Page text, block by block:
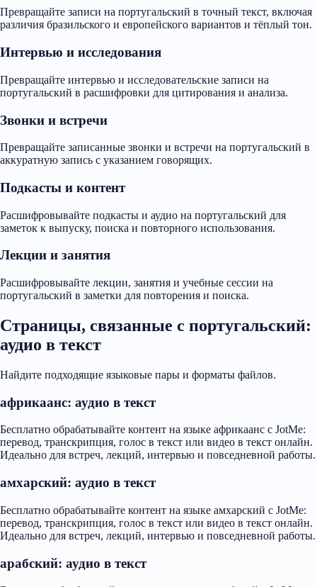
Превращайте записи на португальский в точный текст, включая
различия бразильского и европейского вариантов и тёплый тон.
Интервью и исследования
Превращайте интервью и исследовательские записи на
португальский в расшифровки для цитирования и анализа.
Звонки и встречи
Превращайте записанные звонки и встречи на португальский в
аккуратную запись с указанием говорящих.
Подкасты и контент
Расшифровывайте подкасты и аудио на португальский для
заметок к выпуску, поиска и повторного использования.
Лекции и занятия
Расшифровывайте лекции, занятия и учебные сессии на
португальский в заметки для повторения и поиска.
Страницы, связанные с португальский:
аудио в текст
Найдите подходящие языковые пары и форматы файлов.
африкаанс: аудио в текст
Бесплатно обрабатывайте контент на языке африкаанс с JotMe:
перевод, транскрипция, голос в текст или видео в текст онлайн.
Идеально для встреч, лекций, интервью и повседневной работы.
амхарский: аудио в текст
Бесплатно обрабатывайте контент на языке амхарский с JotMe:
перевод, транскрипция, голос в текст или видео в текст онлайн.
Идеально для встреч, лекций, интервью и повседневной работы.
арабский: аудио в текст